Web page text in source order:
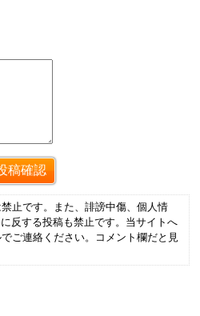
止です。また、誹謗中傷、個人情
反する投稿も禁止です。当サイトへ
ご連絡ください。コメント欄だと見